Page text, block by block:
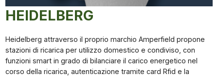
HEIDELBERG
Heidelberg attraverso il proprio marchio Amperfield propone
stazioni di ricarica per utilizzo domestico e condiviso, con
funzioni smart in grado di bilanciare il carico energetico nel
corso della ricarica, autenticazione tramite card Rfid e la